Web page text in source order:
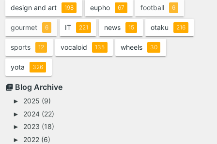
design and art 198 eupho 67 football 6
gourmet 6 IT 221 news 15 otaku 216
sports 12 vocaloid 135 wheels 30
yota 326
Blog Archive
► 2025 (9)
► 2024 (22)
► 2023 (18)
► 2022 (6)